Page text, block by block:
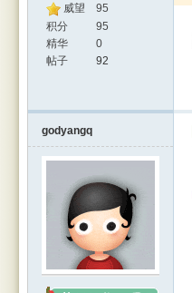
威望
95
积分
95
精华
0
帖子
92
godyangq